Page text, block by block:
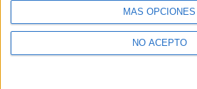
MÁS OPCIONES
NO ACEPTO
Quiénes somos|Contactar|
Aviso legal|Politica de privacidad|
de cookies
© 2003-2026
Compás Mediterráneo S.L.